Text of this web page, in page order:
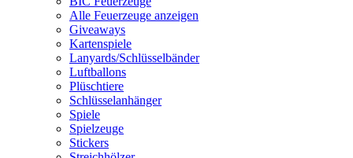
Alle Feuerzeuge anzeigen
Giveaways
Kartenspiele
Lanyards/Schlüsselbänder
Luftballons
Plüschtiere
Schlüsselanhänger
Spiele
Spielzeuge
Stickers